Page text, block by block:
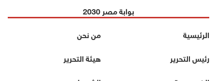
بوابة مصر 2030
الرئيسية
من نحن
رئيس التحرير
هيئة التحرير